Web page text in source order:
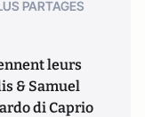
PARTAGES
leurs
& Samuel
di Caprio